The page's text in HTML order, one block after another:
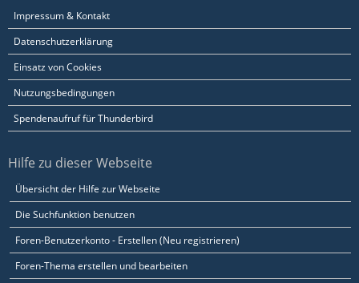
Impressum & Kontakt
Datenschutzerklärung
Einsatz von Cookies
Nutzungsbedingungen
Spendenaufruf für Thunderbird
Hilfe zu dieser Webseite
Übersicht der Hilfe zur Webseite
Die Suchfunktion benutzen
Foren-Benutzerkonto - Erstellen (Neu registrieren)
Foren-Thema erstellen und bearbeiten